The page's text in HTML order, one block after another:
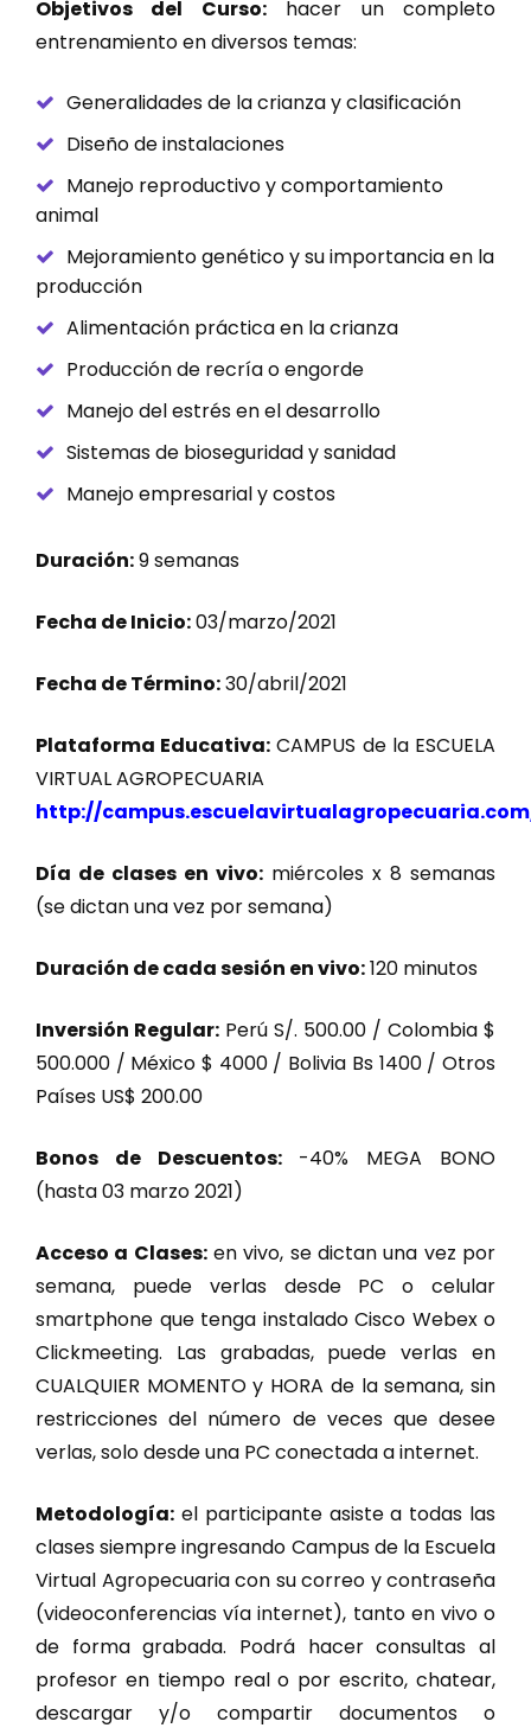
Objetivos del Curso:hacer un completo
entrenamiento en diversos temas:
Generalidades de la crianza y clasificación
Diseño de instalaciones
Manejo reproductivo y comportamiento
animal
Mejoramiento genético y su importancia en la
producción
Alimentación práctica en la crianza
Producción de recría o engorde
Manejo del estrés en el desarrollo
Sistemas de bioseguridad y sanidad
Manejo empresarial y costos
Duración:9 semanas
Fecha de Inicio:03/marzo/2021
Fecha de Término:30/abril/2021
Plataforma Educativa: CAMPUS de la ESCUELA
VIRTUAL AGROPECUARIA
http://
Día de clases en vivo: miércoles x 8 semanas
(se dictan una vez por semana)
Duración de cada sesión en vivo:120 minutos
Inversión Regular: Perú S/. 500.00 / Colombia $
500.000 / México $ 4000 / Bolivia Bs 1400 / Otros
Países US$ 200.00
Bonos de Descuentos:-40% MEGA BONO
(hasta 03 marzo 2021)
Acceso a Clases:en vivo, se dictan una vez por
semana, puede verlas desde PC o celular
smartphone que tenga instalado Cisco Webex o
Clickmeeting. Las grabadas, puede verlas en
CUALQUIER MOMENTO y HORA de la semana, sin
restricciones del número de veces que desee
verlas, solo desde una PC conectada a internet.
Metodología: el participante asiste a todas las
clases siempre ingresando Campus de la Escuela
Virtual Agropecuaria con su correo y contraseña
(videoconferencias vía internet), tanto en vivo o
de forma grabada. Podrá hacer consultas al
profesor en tiempo real o por escrito, chatear,
descargar y/o compartir documentos o